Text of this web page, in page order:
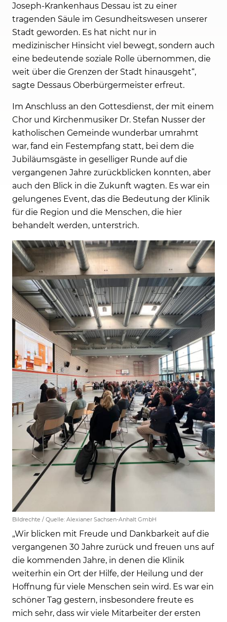
Joseph-Krankenhaus Dessau ist zu einer
tragenden Säule im Gesundheitswesen unserer
Stadt geworden. Es hat nicht nur in
medizinischer Hinsicht viel bewegt, sondern auch
eine bedeutende soziale Rolle übernommen, die
weit über die Grenzen der Stadt hinausgeht“,
sagte Dessaus Oberbürgermeister erfreut.
Im Anschluss an den Gottesdienst, der mit einem
Chor und Kirchenmusiker Dr. Stefan Nusser der
katholischen Gemeinde wunderbar umrahmt
war, fand ein Festempfang statt, bei dem die
Jubiläumsgäste in geselliger Runde auf die
vergangenen Jahre zurückblicken konnten, aber
auch den Blick in die Zukunft wagten. Es war ein
gelungenes Event, das die Bedeutung der Klinik
für die Region und die Menschen, die hier
behandelt werden, unterstrich.
Bildrechte / Quelle: Alexianer Sachsen-Anhalt GmbH
„Wir blicken mit Freude und Dankbarkeit auf die
vergangenen 30 Jahre zurück und freuen uns auf
die kommenden Jahre, in denen die Klinik
weiterhin ein Ort der Hilfe, der Heilung und der
Hoffnung für viele Menschen sein wird. Es war ein
schöner Tag gestern, insbesondere freute es
mich sehr, dass wir viele Mitarbeiter der ersten